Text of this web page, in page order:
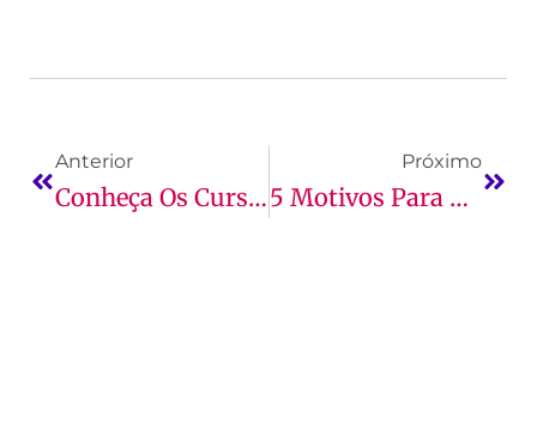
Anterior
Conheça Os Cursos 4.0 Da UNDB
Próximo
5 Motivos Para Cursar Logística